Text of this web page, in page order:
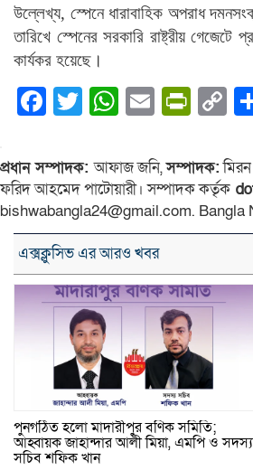
উল্লেখ্য, স্পেনে ধারাবাহিক অপরাধ
তারিখে স্পেনের সরকারি রাষ্ট্রীয়
কার্যকর হয়েছে।
Facebook
Twitter
WhatsApp
Email
প্রধান সম্পাদক:আফাজ জনি,সম্পাদক:
ফরিদ আহমেদ পাটোয়ারী। সম্পাদক কর্তৃক
bishwabangla24@gmail.com. Bangla
এক্সক্লুসিভ এর আরও খবর
পুনর্গঠিত হলো মাদারীপুর বণিক সমিতি;
আহ্বায়ক জাহান্দার আলী মিয়া, এমপি ও সদস্য
সচিব শফিক খান